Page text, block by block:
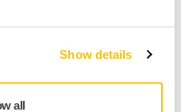
Show details
all